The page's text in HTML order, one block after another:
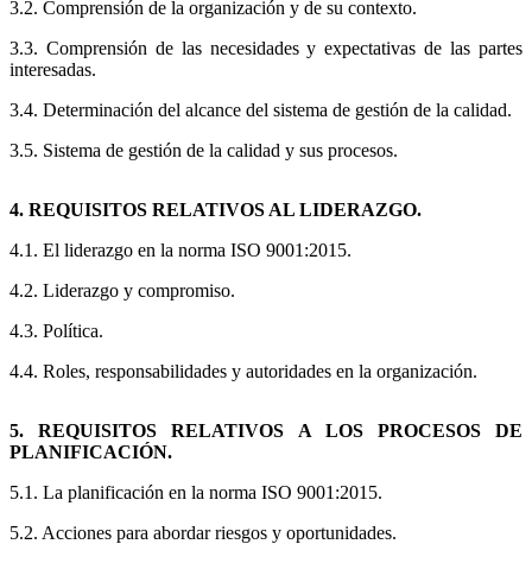
3.2. Comprensión de la organización y de su contexto.
3.3. Comprensión de las necesidades y expectativas de las partes
interesadas.
3.4. Determinación del alcance del sistema de gestión de la calidad.
3.5. Sistema de gestión de la calidad y sus procesos.
4. REQUISITOS RELATIVOS AL LIDERAZGO.
4.1. El liderazgo en la norma ISO 9001:2015.
4.2. Liderazgo y compromiso.
4.3. Política.
4.4. Roles, responsabilidades y autoridades en la organización.
5. REQUISITOS RELATIVOS A LOS PROCESOS DE
PLANIFICACIÓN.
5.1. La planificación en la norma ISO 9001:2015.
5.2. Acciones para abordar riesgos y oportunidades.